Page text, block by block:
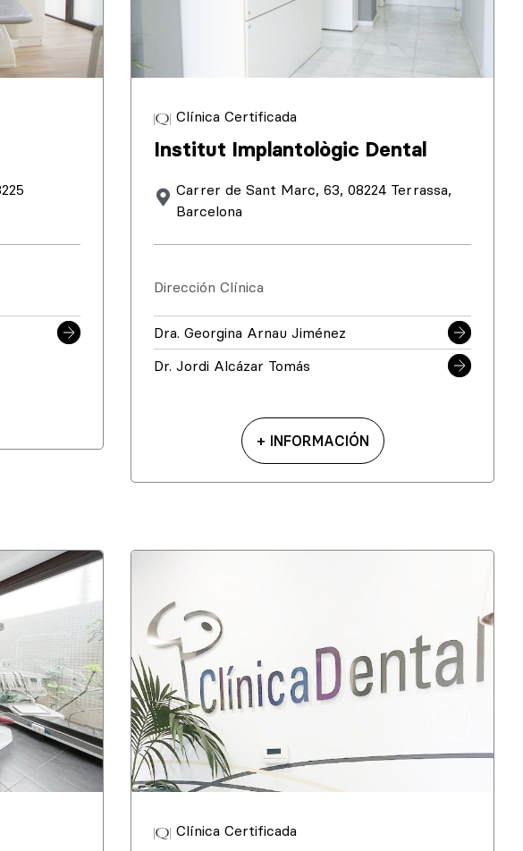
Clínica Certificada
Institut Implantològic Dental
Carrer de Sant Marc, 63, 08224 Terrassa,
Barcelona
Dirección Clínica
Dra. Georgina Arnau Jiménez
Dr. Jordi Alcázar Tomás
+ INFORMACIÓN
Clínica Certificada